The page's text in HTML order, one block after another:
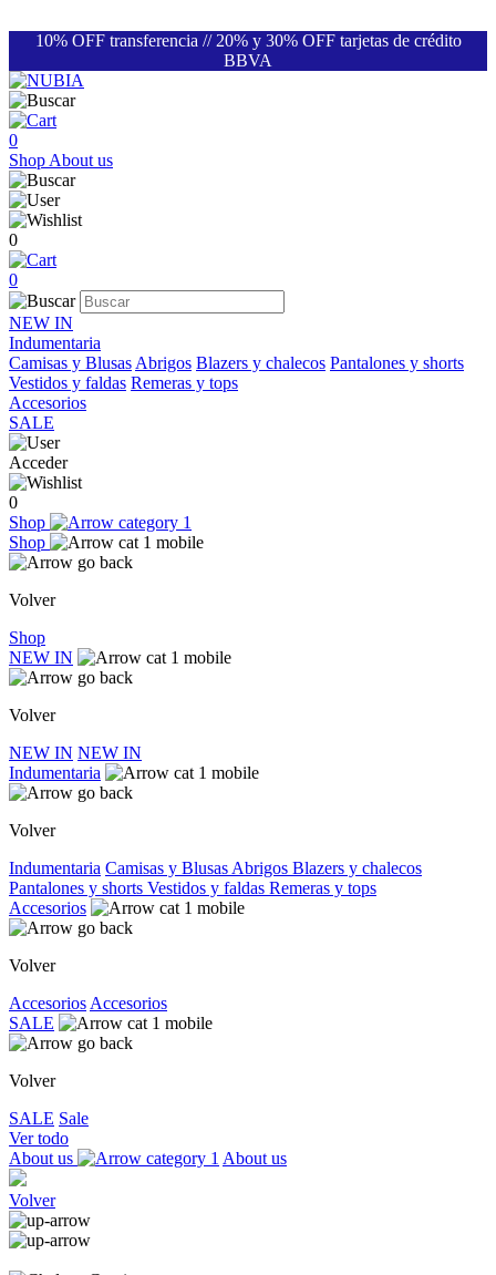
10% OFF transferencia // 20% y 30% OFF tarjetas de crédito
BBVA
0
Shop About us
0
0
NEW IN
Indumentaria
Camisas y Blusas Abrigos Blazers y chalecos Pantalones y shorts
Vestidos y faldas Remeras y tops
Accesorios
SALE
Acceder
0
Shop
Shop
Volver
Shop
NEW IN
Volver
NEW IN NEW IN
Indumentaria
Volver
Indumentaria Camisas y Blusas Abrigos Blazers y chalecos
Pantalones y shorts Vestidos y faldas Remeras y tops
Accesorios
Volver
Accesorios Accesorios
SALE
Volver
SALE Sale
Ver todo
About us
About us
Volver